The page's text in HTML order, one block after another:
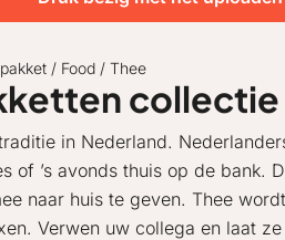
/ Food / Thee
collectie
in Nederland.
of ’s avonds thuis op de bank.
naar huis te geven. Thee
Verwen uw collega en laat